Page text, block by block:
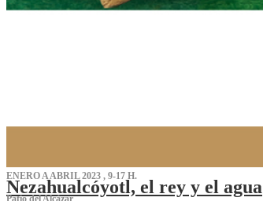
ENERO A ABRIL 2023 , 9-17 H.
Nezahualcóyotl, el rey y el agua